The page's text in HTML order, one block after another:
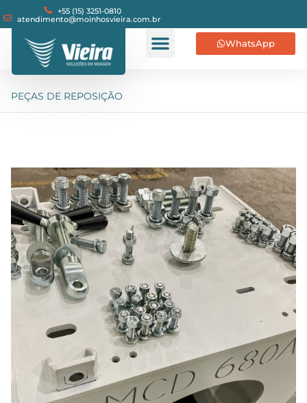
+55 (15) 3251-0810
atendimento@moinhosvieira.com.br
WhatsApp
PEÇAS DE REPOSIÇÃO